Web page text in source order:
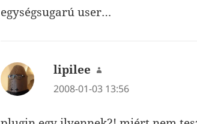
egységsugarú user…
lipilee szerint:
2008-01-03 13:56